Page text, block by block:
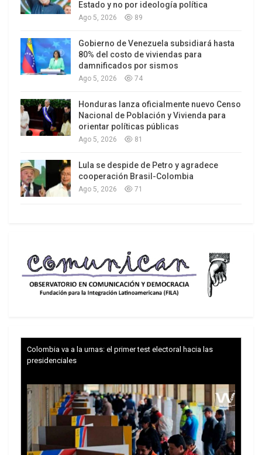
integración latinoamericana basada en la
soberanía de los pueblos, incompatible con
cualquier plan de anexión territorial.
Estado y no por ideología política
Ago 5, 2026 89
Gobierno de Venezuela subsidiará hasta
80% del costo de viviendas para
damnificados por sismos
Ago 5, 2026 74
Honduras lanza oficialmente nuevo Censo
Nacional de Población y Vivienda para
orientar políticas públicas
Ago 5, 2026 81
Lula se despide de Petro y agradece
cooperación Brasil-Colombia
Ago 5, 2026 71
Colombia va a la urnas: el primer test electoral hacia las
presidenciales